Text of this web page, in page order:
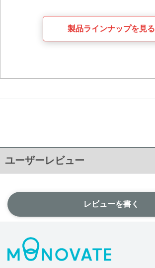
製品ラインナップを見る
ユーザーレビュー
レビューを書く